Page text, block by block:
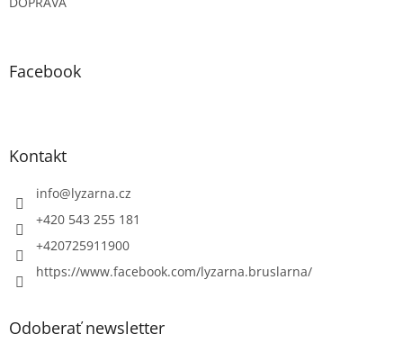
Facebook
Kontakt
info@lyzarna.cz
+420 543 255 181
+420725911900
https://www.facebook.com/lyzarna.bruslarna/
Odoberať newsletter